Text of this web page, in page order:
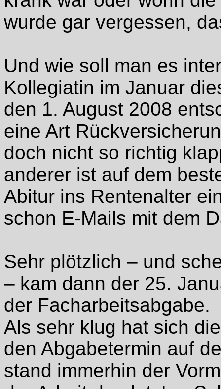
wurde gar vergessen,
Und wie soll man es
Kollegiatin im Januar
den 1. August 2008
eine Art
doch nicht so richtig
anderer ist auf dem
Abitur ins Rentenalter
schon E-Mails mit dem
Sehr plötzlich – und
– kam dann der 25.
der Facharbeitsabgabe.
Als sehr klug hat sich
den Abgabetermin auf
stand immerhin der